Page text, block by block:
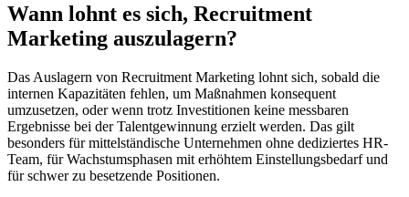
Wann lohnt es sich, Recruitment
Marketing auszulagern?
Das Auslagern von Recruitment Marketing lohnt sich, sobald die
internen Kapazitäten fehlen, um Maßnahmen konsequent
umzusetzen, oder wenn trotz Investitionen keine messbaren
Ergebnisse bei der Talentgewinnung erzielt werden. Das gilt
besonders für mittelständische Unternehmen ohne dediziertes HR-
Team, für Wachstumsphasen mit erhöhtem Einstellungsbedarf und
für schwer zu besetzende Positionen.